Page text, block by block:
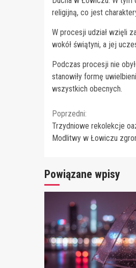
religijną, co jest
W procesji udział wzięli
wokół świątyni, a jej
Podczas procesji nie
stanowiły formę
wszystkich obecnych.
Continue
Reading
Poprzedni:
Trzydniowe rekolekcje
Modlitwy w Łowiczu
Powiązane wpisy